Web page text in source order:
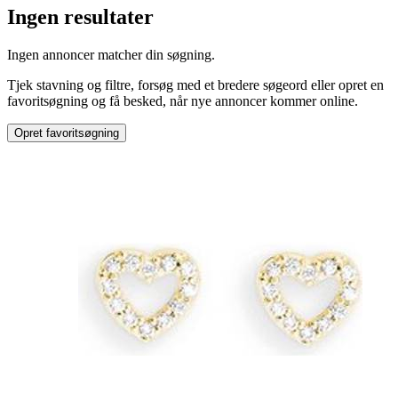
Tunika
Mærke:
Shein
Ingen resultater
Ingen annoncer matcher din søgning.
Tjek stavning og filtre, forsøg med et bredere søgeord eller opret en
favoritsøgning og få besked, når nye annoncer kommer online.
Opret favoritsøgning